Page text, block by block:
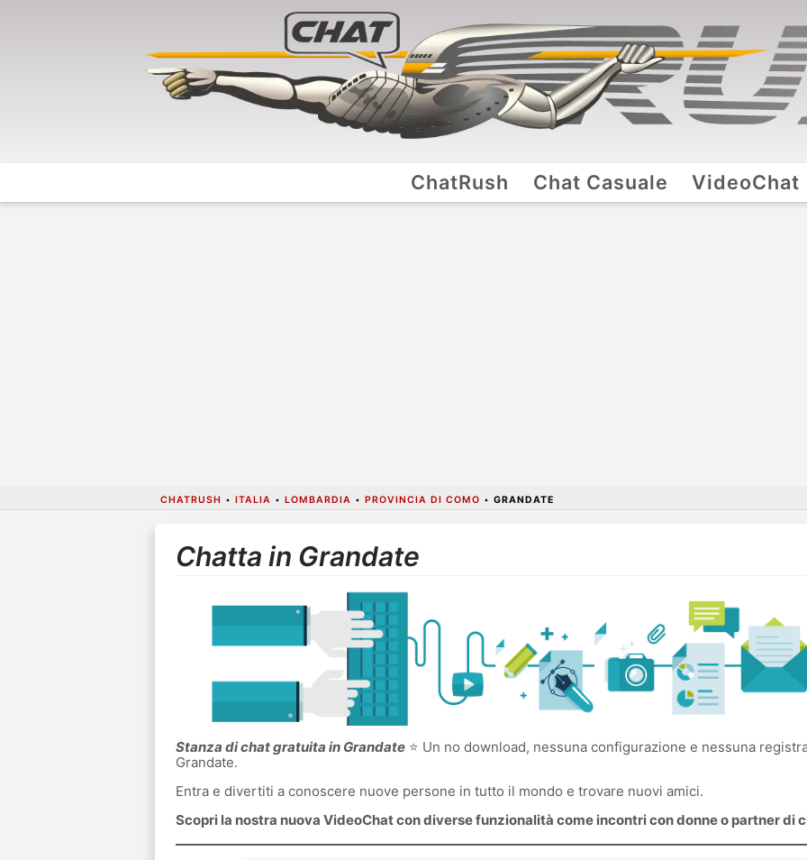
ChatRush Chat Casuale VideoChat
CHATRUSH • ITALIA • LOMBARDIA • PROVINCIA DI COMO • GRANDATE
Chatta in Grandate
Stanza di chat gratuita in Grandate⭐ Un no download, nessuna configurazione e nessuna
Grandate.
Entra e divertiti a conoscere nuove persone in tutto il mondo e trovare nuovi amici.
Scopri la nostra nuova VideoChat con diverse funzionalità come incontri con donne o partner di